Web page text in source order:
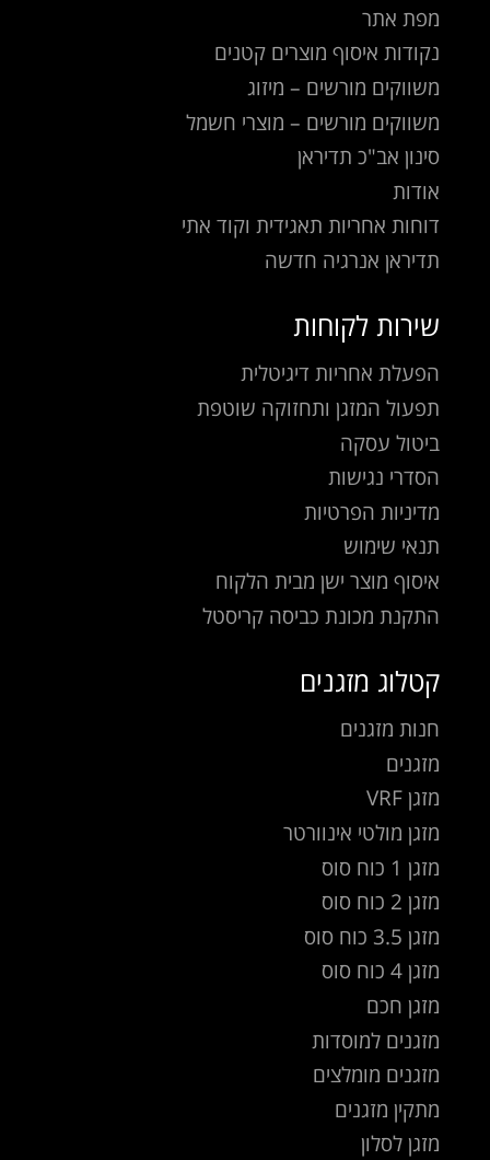
מפת אתר
נקודות איסוף מוצרים קטנים
משווקים מורשים – מיזוג
משווקים מורשים – מוצרי חשמל
סינון אב"כ תדיראן
אודות
דוחות אחריות תאגידית וקוד אתי
תדיראן אנרגיה חדשה
שירות לקוחות
הפעלת אחריות דיגיטלית
תפעול המזגן ותחזוקה שוטפת
ביטול עסקה
הסדרי נגישות
מדיניות הפרטיות
תנאי שימוש
איסוף מוצר ישן מבית הלקוח
התקנת מכונת כביסה קריסטל
קטלוג מזגנים
חנות מזגנים
מזגנים
מזגן VRF
מזגן מולטי אינוורטר
מזגן 1 כוח סוס
מזגן 2 כוח סוס
מזגן 3.5 כוח סוס
מזגן 4 כוח סוס
מזגן חכם
מזגנים למוסדות
מזגנים מומלצים
מתקין מזגנים
מזגן לסלון